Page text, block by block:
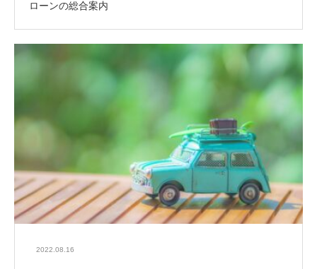
ローンの総合案内
2022.08.16